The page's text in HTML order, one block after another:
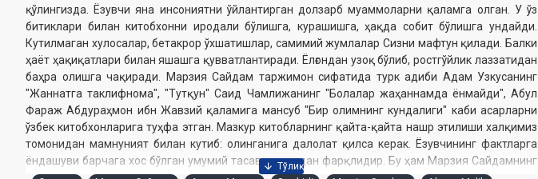
қўлингизда. Ёзувчи яна инсониятни ўйлантирган долзарб муаммоларни қаламга олган. У ўз
битиклари билан китобхонни иродали бўлишга, курашишга, ҳақда собит бўлишга ундайди.
Кутилмаган хулосалар, бетакрор ўхшатишлар, самимий жумлалар Сизни мафтун қилади. Балки
ҳаёт ҳақиқатлари билан яшашга қувватлантиради. Ёлғондан узоқ бўлиб, ростгўйлик лаззатидан
баҳра олишга чақиради. Марзия Сайдам таржимон сифатида турк адиби Адам Узкусанинг
"Жаннатга таклифнома", "Тутқун" Саид Чамлижанинг "Болалар жаҳаннамда ёнмайди", Абул
Фараж Абдураҳмон ибн Жавзий қаламига мансуб "Бир олимнинг кундалиги" каби асарларни
ўзбек китобхонларига туҳфа этган. Мазкур китобларнинг қайта-қайта нашр этилиши халқимиз
томонидан мамнуният билан кутиб: олинганига далолат қилса керак. Ёзувчининг фактларга
ёндашуви барчага хос бўлган умумий тасаввурлардан фарқлидир. Бу ҳам Марзия Сайдамнинг